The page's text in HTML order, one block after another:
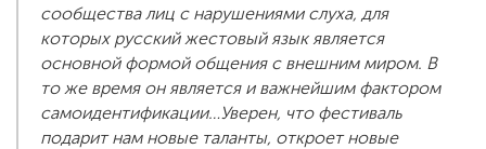
сообщества лиц с нарушениями слуха, для
которых русский жестовый язык является
основной формой общения с внешним миром. В
то же время он является и важнейшим фактором
самоидентификации…Уверен, что фестиваль
подарит нам новые таланты, откроет новые